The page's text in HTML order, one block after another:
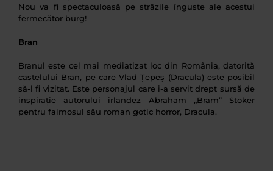
Nou va fi spectaculoasă pe străzile înguste ale acestui
fermecător burg!
Bran
Branul este cel mai mediatizat loc din România, datorită
castelului Bran, pe care Vlad Țepeș (Dracula) este posibil
să-l fi vizitat. Este personajul care i-a servit drept sursă de
inspirație autorului irlandez Abraham „Bram” Stoker
pentru faimosul său roman gotic horror, Dracula.